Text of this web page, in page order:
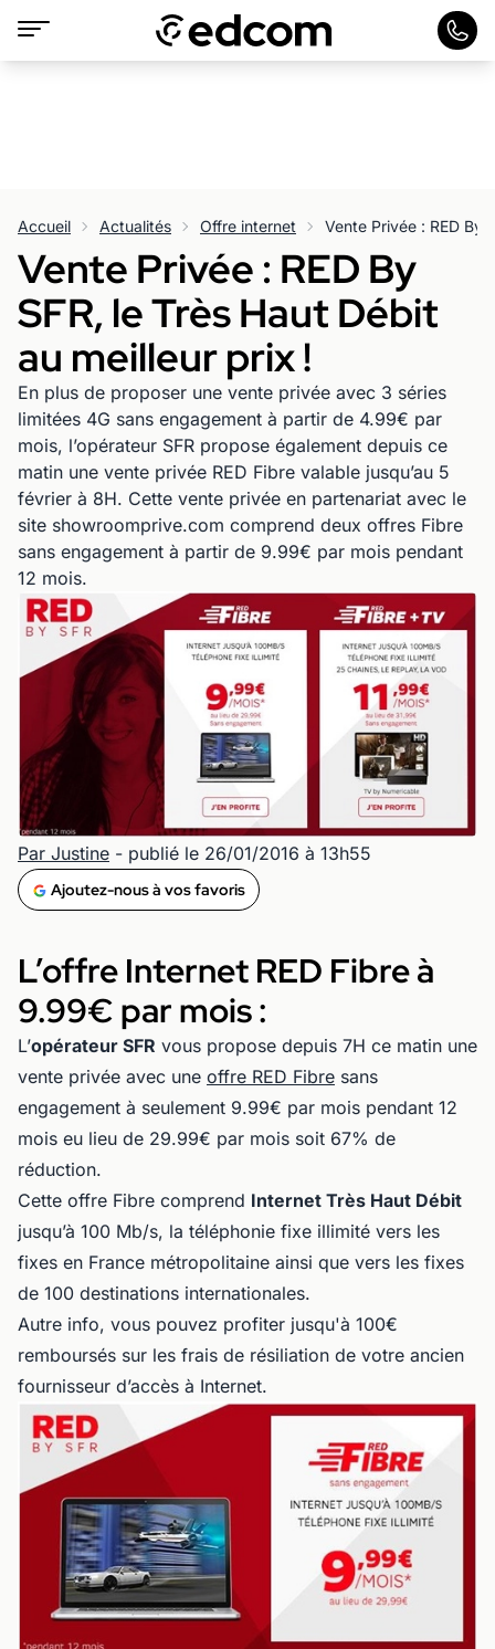
Accueil Actualités Offre internet
Vente Privée : RED By
SFR, le Très Haut Débit
au meilleur prix !
En plus de proposer une vente privée avec 3 séries
limitées 4G sans engagement à partir de 4.99€ par
mois, l’opérateur SFR propose également depuis ce
matin une vente privée RED Fibre valable jusqu’au 5
février à 8H. Cette vente privée en partenariat avec le
site showroomprive.com comprend deux offres Fibre
sans engagement à partir de 9.99€ par mois pendant
12 mois.
Par Justine - publié le 26/01/2016 à 13h55
Ajoutez-nous à vos favoris
L’offre Internet RED Fibre à
9.99€ par mois :
L’opérateur SFR vous propose depuis 7H ce matin une
vente privée avec une offre RED Fibre sans
engagement à seulement 9.99€ par mois pendant 12
mois eu lieu de 29.99€ par mois soit 67% de
réduction.
Cette offre Fibre comprend Internet Très Haut Débit
jusqu’à 100 Mb/s, la téléphonie fixe illimité vers les
fixes en France métropolitaine ainsi que vers les fixes
de 100 destinations internationales.
Autre info, vous pouvez profiter jusqu'à 100€
remboursés sur les frais de résiliation de votre ancien
fournisseur d’accès à Internet.